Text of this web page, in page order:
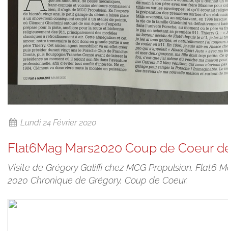
Lundi 24 Février 2020
Flat6Mag Mars2020 Coup de Coeur
Visite de Grégory Galiffi chez MCG Propulsion. Flat6
2020 Chronique de Grégory, Coup de Coeur.